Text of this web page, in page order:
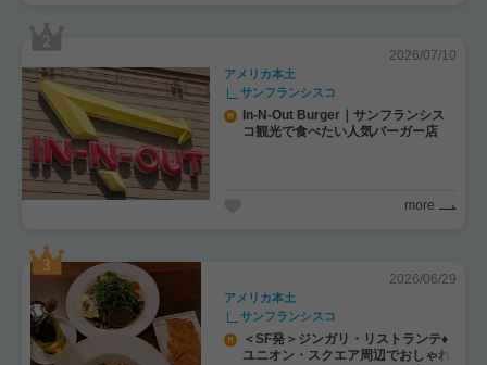
2026/07/10
アメリカ本土
サンフランシスコ
In-N-Out Burger｜サンフランシス
コ観光で食べたい人気バーガー店
more
2026/06/29
アメリカ本土
サンフランシスコ
＜SF発＞ジンガリ・リストランテ♦
ユニオン・スクエア周辺でおしゃれ